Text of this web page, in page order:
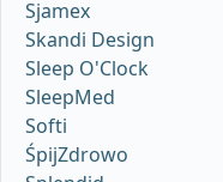
Sjamex
Skandi Design
Sleep O'Clock
SleepMed
Softi
ŚpijZdrowo